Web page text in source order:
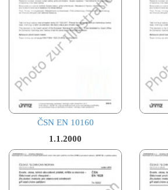
ČSN EN 10160
1.1.2000